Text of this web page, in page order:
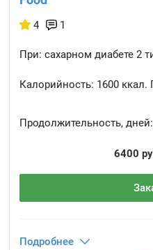
4 1
При: сахарном диабете 2
Калорийность: 1600 ккал.
Продолжительность, дней:
6400
Подробнее